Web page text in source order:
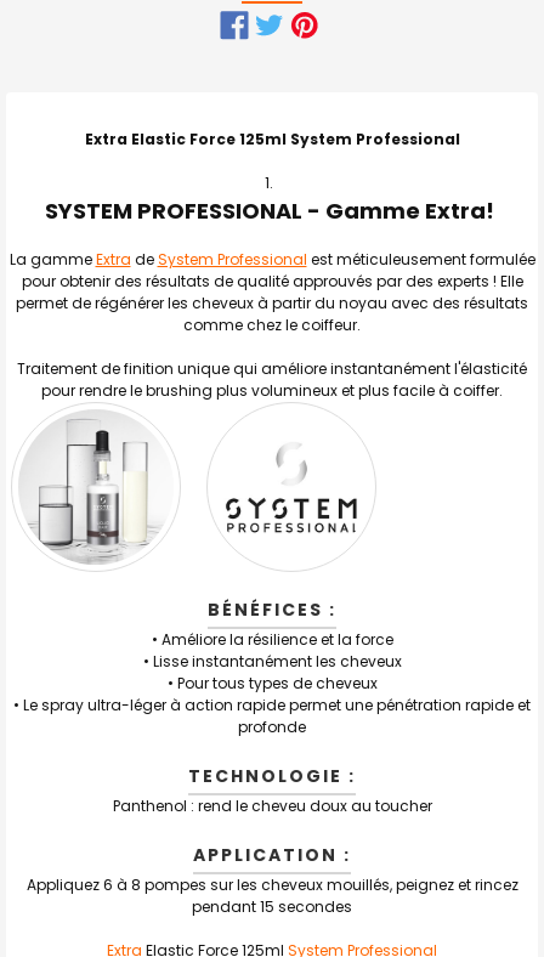
ENSEMBLE
TOUT
J'AJOUTE
LA
SÉLECTION
Extra Elastic Force 125ml System Professional
SYSTEM PROFESSIONAL - Gamme Extra!
La gammeExtra deSystem Professional est méticuleusement formulée
pour obtenir des résultats de qualité approuvés par des experts ! Elle
permet de régénérer les cheveux à partir du noyau avec des résultats
comme chez le coiffeur.
Traitement de finition unique qui améliore instantanément l'élasticité
pour rendre le brushing plus volumineux et plus facile à coiffer.
BÉNÉFICES :
• Améliore la résilience et la force
• Lisse instantanément les cheveux
• Pour tous types de cheveux
• Le spray ultra-léger à action rapide permet une pénétration rapide et
profonde
TECHNOLOGIE :
Panthenol : rend le cheveu doux au toucher
APPLICATION :
Appliquez 6 à 8 pompes sur les cheveux mouillés, peignez et rincez
pendant 15 secondes
Extra Elastic Force 125ml System Professional